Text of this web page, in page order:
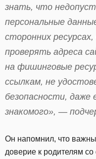
знать, что
персональные
сторонних
проверять адреса
на фишинговые
ссылкам, не
безопасности,
знакомого», —
Он напомнил, что
доверие к родителям